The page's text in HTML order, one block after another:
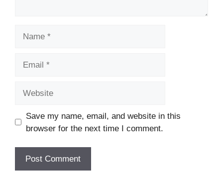
Save my name, email, and website in this
browser for the next time I comment.